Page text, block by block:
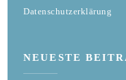
Datenschutzerklärung
NEUESTE